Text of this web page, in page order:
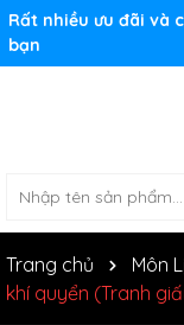
Rất nhiều ưu đãi và
bạn
Trang chủ Môn
khí quyển (Tranh